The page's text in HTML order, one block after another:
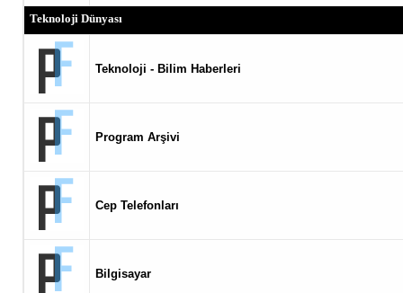
Teknoloji Dünyası
Teknoloji - Bilim Haberleri
Program Arşivi
Cep Telefonları
Bilgisayar